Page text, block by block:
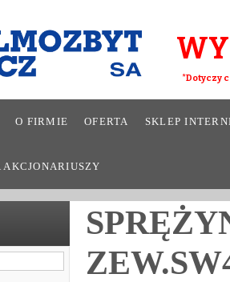
*Dotyczy
O FIRMIE OFERTA SKLEP